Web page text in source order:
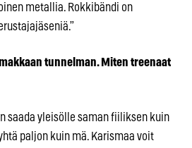
metallia. Rokkibändi on
tunnelman. Miten treenaat
saada yleisölle saman fiiliksen kuin
paljon kuin mä. Karismaa voit